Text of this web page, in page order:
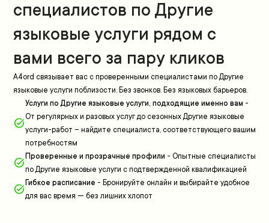
специалистов по Другие
языковые услуги рядом с
вами всего за пару кликов
A4ord связывает вас с проверенными специалистами по Другие
языковые услуги поблизости. Без звонков. Без языковых барьеров.
Услуги по Другие языковые услуги, подходящие именно вам -
От регулярных и разовых услуг до сезонных Другие языковые
услуги-работ – найдите специалиста, соответствующего вашим
потребностям
Проверенные и прозрачные профили - Опытные специалисты
по Другие языковые услуги с подтвержденной квалификацией
Гибкое расписание - Бронируйте онлайн и выбирайте удобное
для вас время — без лишних хлопот